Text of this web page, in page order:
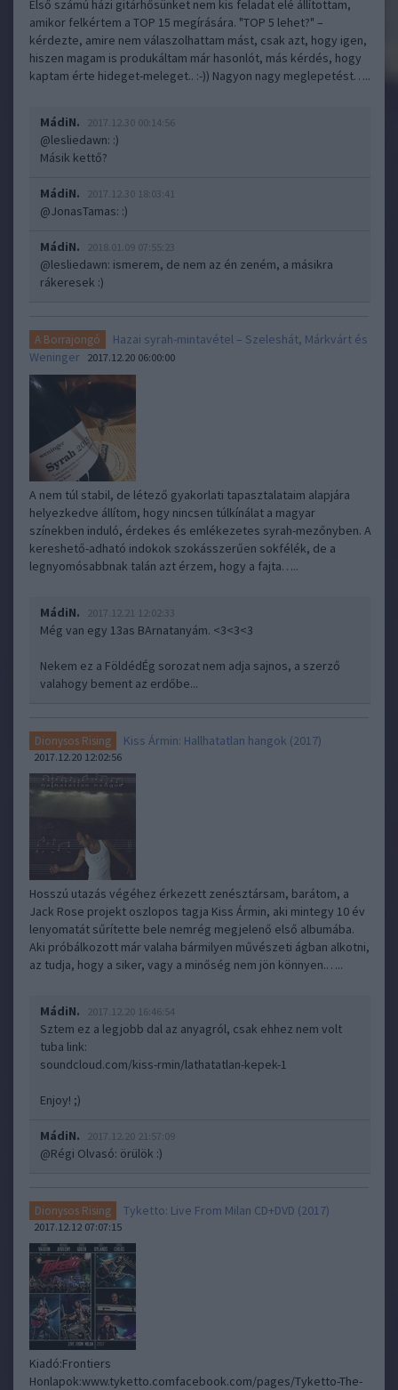
Első számú házi gitárhősünket nem kis feladat elé állítottam,
amikor felkértem a TOP 15 megírására. "TOP 5 lehet?" –
kérdezte, amire nem válaszolhattam mást, csak azt, hogy igen,
hiszen magam is produkáltam már hasonlót, más kérdés, hogy
kaptam érte hideget-meleget.. :-)) Nagyon nagy meglepetést…..
MádiN. 2017.12.30 00:14:56
@lesliedawn: :)
Másik kettő?
MádiN. 2017.12.30 18:03:41
@JonasTamas: :)
MádiN. 2018.01.09 07:55:23
@lesliedawn: ismerem, de nem az én zeném, a másikra
rákeresek :)
A Borrajongó
Hazai syrah-mintavétel – Szeleshát, Márkvárt és
Weninger
2017.12.20 06:00:00
A nem túl stabil, de létező gyakorlati tapasztalataim alapjára
helyezkedve állítom, hogy nincsen túlkínálat a magyar
színekben induló, érdekes és emlékezetes syrah-mezőnyben. A
kereshető-adható indokok szokásszerűen sokfélék, de a
legnyomósabbnak talán azt érzem, hogy a fajta…..
MádiN. 2017.12.21 12:02:33
Még van egy 13as BArnatanyám. <3<3<3
Nekem ez a FöldédÉg sorozat nem adja sajnos, a szerző
valahogy bement az erdőbe...
Dionysos Rising Kiss Ármin: Hallhatatlan hangok (2017)
2017.12.20 12:02:56
Hosszú utazás végéhez érkezett zenésztársam, barátom, a
Jack Rose projekt oszlopos tagja Kiss Ármin, aki mintegy 10 év
lenyomatát sűrítette bele nemrég megjelenő első albumába.
Aki próbálkozott már valaha bármilyen művészeti ágban alkotni,
az tudja, hogy a siker, vagy a minőség nem jön könnyen.…..
MádiN. 2017.12.20 16:46:54
Sztem ez a legjobb dal az anyagról, csak ehhez nem volt
tuba link:
soundcloud.com/kiss-rmin/lathatatlan-kepek-1
Enjoy! ;)
MádiN. 2017.12.20 21:57:09
@Régi Olvasó: örülök :)
Dionysos Rising Tyketto: Live From Milan CD+DVD (2017)
2017.12.12 07:07:15
Kiadó:Frontiers
Honlapok:www.tyketto.comfacebook.com/pages/Tyketto-The-